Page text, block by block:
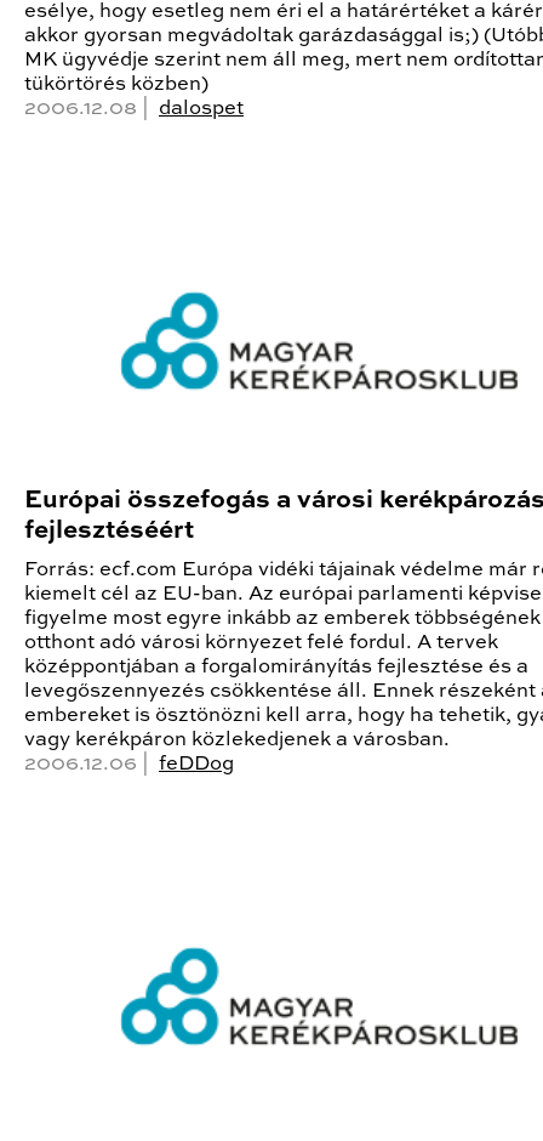
esélye, hogy esetleg nem éri el a határértéket a
akkor gyorsan megvádoltak garázdasággal is;)
MK ügyvédje szerint nem áll meg, mert nem
tükörtörés közben)
2006.12.08 | dalospet
Európai összefogás a városi
fejlesztéséért
Forrás: ecf.com Európa vidéki tájainak védelme már
kiemelt cél az EU-ban. Az európai parlamenti
figyelme most egyre inkább az emberek többségének
otthont adó városi környezet felé fordul. A tervek
középpontjában a forgalomirányítás fejlesztése és a
levegőszennyezés csökkentése áll. Ennek részeként
embereket is ösztönözni kell arra, hogy ha tehetik,
vagy kerékpáron közlekedjenek a városban.
2006.12.06 | feDDog